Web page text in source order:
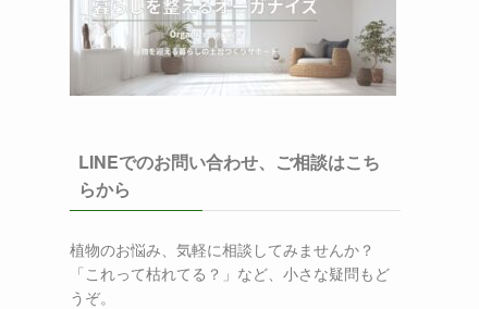
LINEでのお問い合わせ、ご相談はこち
らから
植物のお悩み、気軽に相談してみませんか？
「これって枯れてる？」など、小さな疑問もど
うぞ。